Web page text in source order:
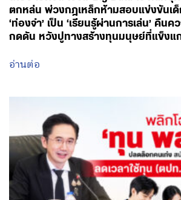
ตกหล่น พ่วงกฎเหล็กห้ามสอบแข่งขันเด็
‘ท่องจำ’ เป็น ‘เรียนรู้ผ่านการเล่น’ คืน
กดดัน หวังปูทางสร้างทุนมนุษย์ที่แข็งแ
อ่านต่อ